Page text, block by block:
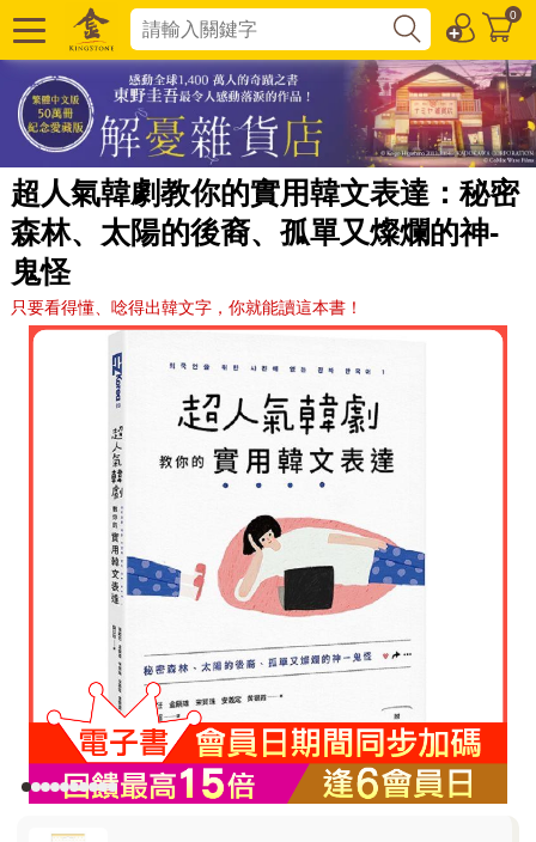
0
超人氣韓劇教你的實用韓文表達：秘密
森林、太陽的後裔、孤單又燦爛的神-
鬼怪
只要看得懂、唸得出韓文字，你就能讀這本書！